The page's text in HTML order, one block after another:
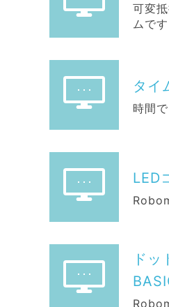
可変
ムです
タイ
時間
LED
ド